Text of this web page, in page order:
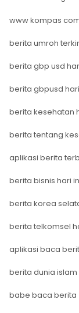
www kompas
berita umroh
berita gbp usd
berita gbpusd
berita kesehatan
berita tentang
aplikasi berita
berita bisnis hari
berita korea
berita telkomsel
aplikasi baca
berita dunia islam
babe baca berita